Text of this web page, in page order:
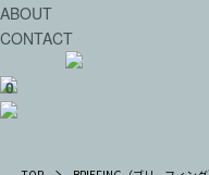
ABOUT
CONTACT
0